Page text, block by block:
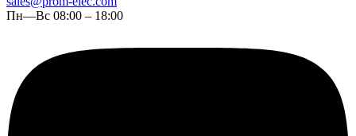
Пн—Вс 08:00 – 18:00